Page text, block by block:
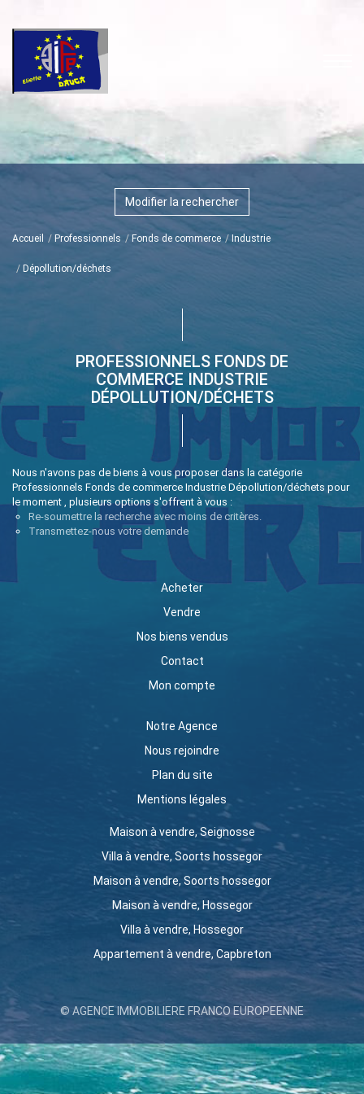
Modifier la rechercher
Accueil Professionnels Fonds de commerce Industrie
Dépollution/déchets
PROFESSIONNELS FONDS DE
COMMERCE INDUSTRIE
DÉPOLLUTION/DÉCHETS
Nous n'avons pas de biens à vous proposer dans la catégorie
Professionnels Fonds de commerce Industrie Dépollution/déchets pour
le moment , plusieurs options s'offrent à vous :
Re-soumettre la recherche avec moins de critères.
Transmettez-nous votre demande
Acheter
Vendre
Nos biens vendus
Contact
Mon compte
Notre Agence
Nous rejoindre
Plan du site
Mentions légales
Maison à vendre, Seignosse
Villa à vendre, Soorts hossegor
Maison à vendre, Soorts hossegor
Maison à vendre, Hossegor
Villa à vendre, Hossegor
Appartement à vendre, Capbreton
© AGENCE IMMOBILIERE FRANCO EUROPEENNE